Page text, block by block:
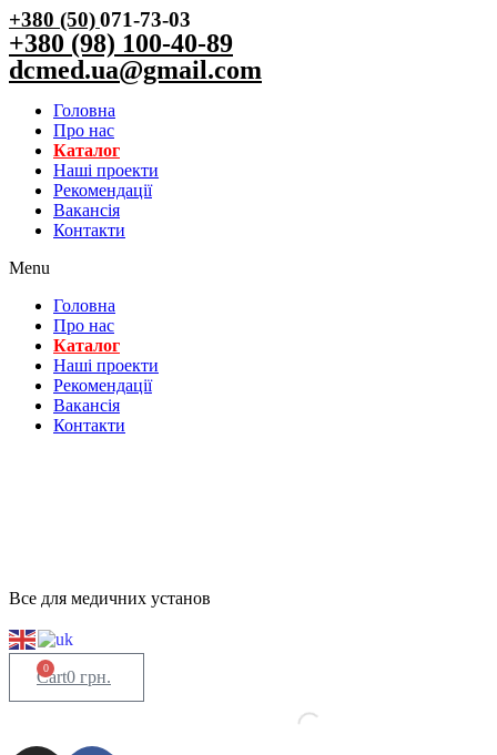
+380 (50)071-73-03
+380 (98) 100-40-89
dcmed.ua@gmail.com
Головна
Про нас
Каталог
Нашi проекти
Рекомендації
Вакансiя
Контакти
Menu
Головна
Про нас
Каталог
Нашi проекти
Рекомендації
Вакансiя
Контакти
Все для медичних установ
0 грн.
0
Cart